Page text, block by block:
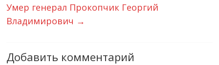
Умер генерал Прокопчик Георгий
Владимирович →
Добавить комментарий